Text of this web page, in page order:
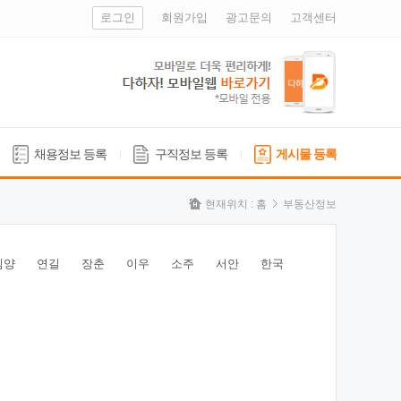
로그인 회원가입 광고문의 고객센터
채용정보 등록 구직정보 등록 게시물 등록
현재위치 : 홈 부동산정보
양 연길 장춘 이우 소주 서안 한국